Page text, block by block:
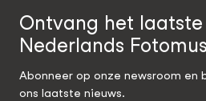
Ontvang het laatste
Nederlands
Abonneer op onze newsroom en
ons laatste nieuws.